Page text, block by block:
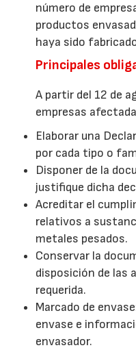
número de
productos
haya sido
Principales
A partir del 12 de
empresas
Elaborar una
por cada tipo o
Disponer de la
justifique dicha
Acreditar el
relativos a
metales pesados.
Conservar la
disposición de las
requerida.
Marcado de
envase e
envasador.